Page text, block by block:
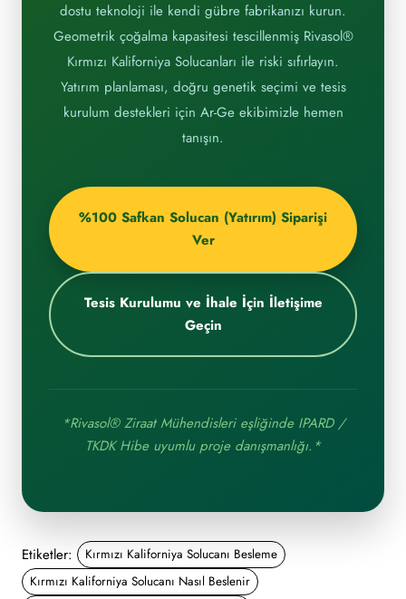
dostu teknoloji ile kendi gübre fabrikanızı kurun.
Geometrik çoğalma kapasitesi tescillenmiş Rivasol®
Kırmızı Kaliforniya Solucanları ile riski sıfırlayın.
Yatırım planlaması, doğru genetik seçimi ve tesis
kurulum destekleri için Ar-Ge ekibimizle hemen
tanışın.
%100 Safkan Solucan (Yatırım) Siparişi
Ver
Tesis Kurulumu ve İhale İçin İletişime
Geçin
*Rivasol® Ziraat Mühendisleri eşliğinde IPARD /
TKDK Hibe uyumlu proje danışmanlığı.*
Etiketler:
Kırmızı Kaliforniya Solucanı Besleme
Kırmızı Kaliforniya Solucanı Nasıl Beslenir